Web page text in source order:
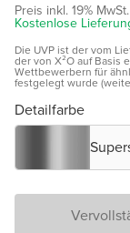
Preis inkl. 19% MwSt.
Kostenlose
Die UVP ist der vom
der von X²O auf Basis
Wettbewerbern für
festgelegt wurde
Detailfarbe